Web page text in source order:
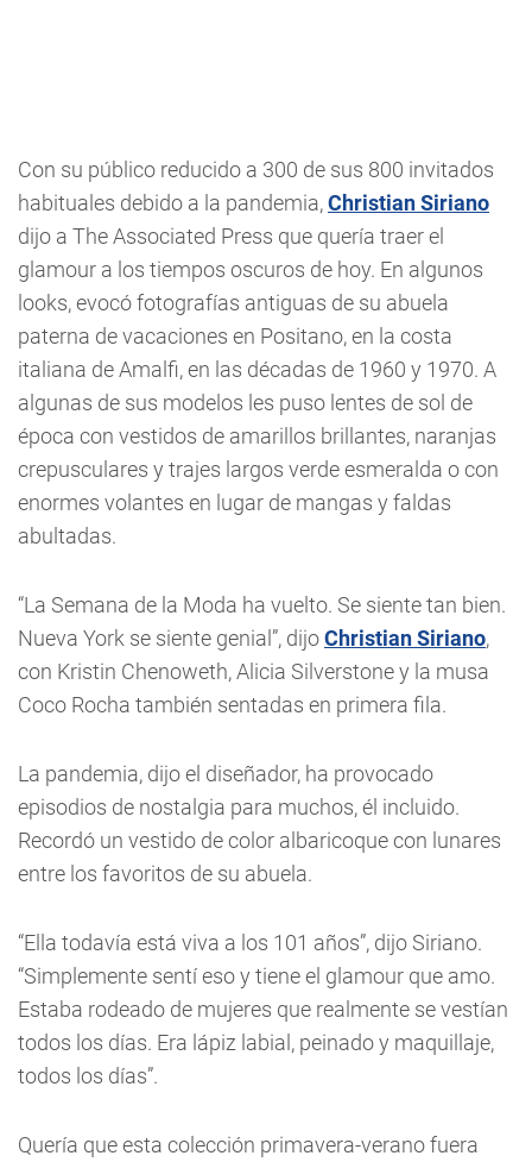
Con su público reducido a 300 de sus 800 invitados
habituales debido a la pandemia,Christian Siriano
dijo a The Associated Press que quería traer el
glamour a los tiempos oscuros de hoy. En algunos
looks, evocó fotografías antiguas de su abuela
paterna de vacaciones en Positano, en la costa
italiana de Amalfi, en las décadas de 1960 y 1970. A
algunas de sus modelos les puso lentes de sol de
época con vestidos de amarillos brillantes, naranjas
crepusculares y trajes largos verde esmeralda o con
enormes volantes en lugar de mangas y faldas
abultadas.
“La Semana de la Moda ha vuelto. Se siente tan bien.
Nueva York se siente genial”, dijoChristian Siriano,
con Kristin Chenoweth, Alicia Silverstone y la musa
Coco Rocha también sentadas en primera fila.
La pandemia, dijo el diseñador, ha provocado
episodios de nostalgia para muchos, él incluido.
Recordó un vestido de color albaricoque con lunares
entre los favoritos de su abuela.
“Ella todavía está viva a los 101 años”, dijo Siriano.
“Simplemente sentí eso y tiene el glamour que amo.
Estaba rodeado de mujeres que realmente se vestían
todos los días. Era lápiz labial, peinado y maquillaje,
todos los días”.
Quería que esta colección primavera-verano fuera